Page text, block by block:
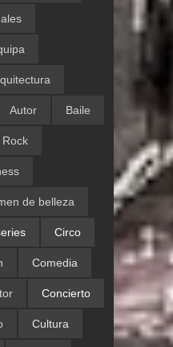
Autor Baile
Rock
de belleza
Circo
Comedia
Concierto
Cultura